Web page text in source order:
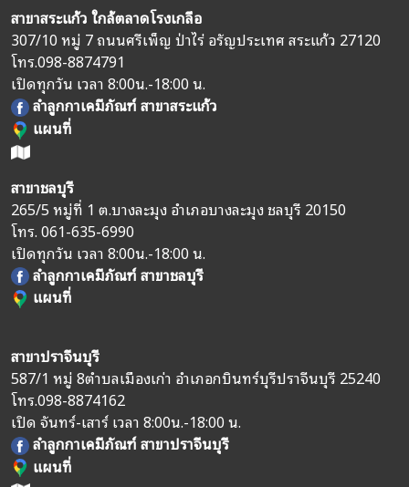
สาขาสระแก้ว ใกล้ตลาดโรงเกลือ
307/10 หมู่ 7 ถนนศรีเพ็ญ ป่าไร่ อรัญประเทศ สระแก้ว 27120
โทร.098-8874791
เปิดทุกวัน เวลา 8:00น.-18:00 น.
ลำลูกกาเคมีภัณฑ์ สาขาสระแก้ว
แผนที่
สาขาชลบุรี
265/5 หมู่ที่ 1 ต.บางละมุง อำเภอบางละมุง ชลบุรี 20150
โทร.061-635-6990
เปิดทุกวัน เวลา 8:00น.-18:00 น.
ลำลูกกาเคมีภัณฑ์ สาขาชลบุรี
แผนที่
สาขาปราจีนบุรี
587/1 หมู่ 8ตำบลเมืองเก่า อำเภอกบินทร์บุรีปราจีนบุรี 25240
โทร.098-8874162
เปิด จันทร์-เสาร์ เวลา 8:00น.-18:00 น.
ลำลูกกาเคมีภัณฑ์ สาขาปราจีนบุรี
แผนที่